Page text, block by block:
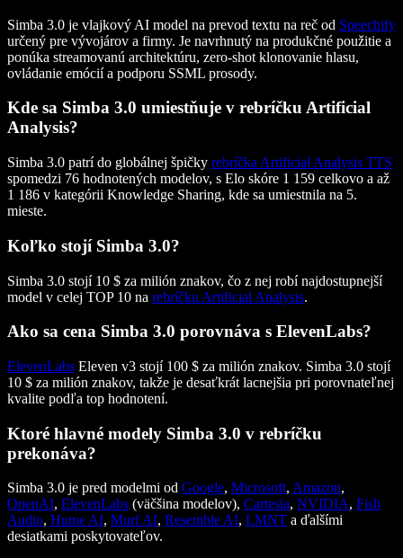
Simba 3.0 je vlajkový AI model na prevod textu na reč od Speechify
určený pre vývojárov a firmy. Je navrhnutý na produkčné použitie a
ponúka streamovanú architektúru, zero-shot klonovanie hlasu,
ovládanie emócií a podporu SSML prosody.
Kde sa Simba 3.0 umiestňuje v rebríčku Artificial
Analysis?
Simba 3.0 patrí do globálnej špičky rebríčka Artificial Analysis TTS
spomedzi 76 hodnotených modelov, s Elo skóre 1 159 celkovo a až
1 186 v kategórii Knowledge Sharing, kde sa umiestnila na 5.
mieste.
Koľko stojí Simba 3.0?
Simba 3.0 stojí 10 $ za milión znakov, čo z nej robí najdostupnejší
model v celej TOP 10 na rebríčku Artificial Analysis.
Ako sa cena Simba 3.0 porovnáva s ElevenLabs?
ElevenLabs Eleven v3 stojí 100 $ za milión znakov. Simba 3.0 stojí
10 $ za milión znakov, takže je desaťkrát lacnejšia pri porovnateľnej
kvalite podľa top hodnotení.
Ktoré hlavné modely Simba 3.0 v rebríčku
prekonáva?
Simba 3.0 je pred modelmi od Google, Microsoft, Amazon,
OpenAI, ElevenLabs (väčšina modelov), Cartesia, NVIDIA, Fish
Audio, Hume AI, Murf AI, Resemble AI, LMNT a ďalšími
desiatkami poskytovateľov.